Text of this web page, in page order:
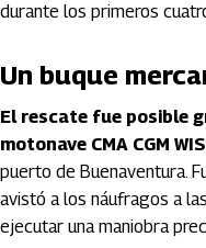
durante los primeros
Un buque
El rescate fue posible
motonave CMA CGM
puerto de Buenaventura.
avistó a los náufragos a
ejecutar una maniobra